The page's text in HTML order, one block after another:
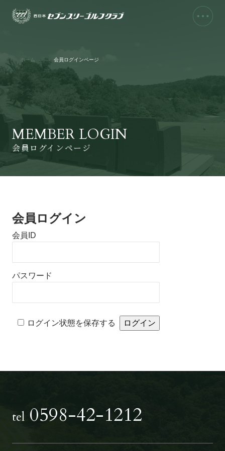
MEMBER LOGIN
会員ログインページ
ホーム 会員ログインページ
会員ログイン
会員ID
パスワード
ログイン状態を保存する
tel 0598-42-1212